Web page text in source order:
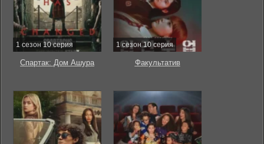
1 сезон 10 серия
Спартак: Дом Ашура
1 сезон 10 серия
Факультатив